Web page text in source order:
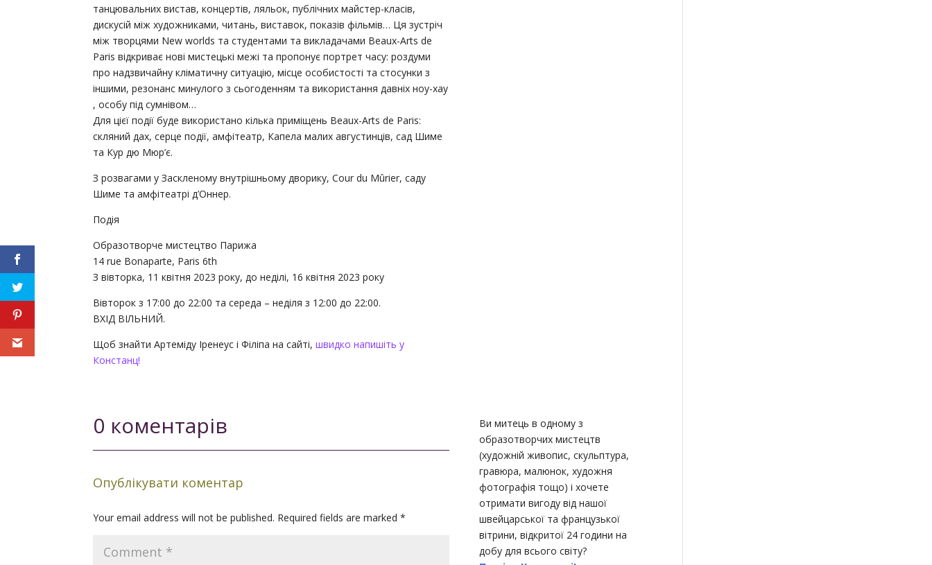
танцювальних вистав, концертів, ляльок, публічних майстер-класів,
дискусій між художниками, читань, виставок, показів фільмів… Ця зустріч
між творцями New worlds та студентами та викладачами Beaux-Arts de
Paris відкриває нові мистецькі межі та пропонує портрет часу: роздуми
про надзвичайну кліматичну ситуацію, місце особистості та стосунки з
іншими, резонанс минулого з сьогоденням та використання давніх ноу-хау
, особу під сумнівом…
Для цієї події буде використано кілька приміщень Beaux-Arts de Paris:
скляний дах, серце події, амфітеатр, Капела малих августинців, сад Шиме
та Кур дю Мюр’є.
З розвагами у Заскленому внутрішньому дворику, Cour du Mûrier, саду
Шиме та амфітеатрі д’Оннер.
Подія
Образотворче мистецтво Парижа
14 rue Bonaparte, Paris 6th
З вівторка, 11 квітня 2023 року, до неділі, 16 квітня 2023 року
Вівторок з 17:00 до 22:00 та середа – неділя з 12:00 до 22:00.
ВХІД ВІЛЬНИЙ.
Щоб знайти Артеміду Іренеус і Філіпа на сайті,швидко напишіть у
Констанц!
0 коментарів
Опублікувати коментар
Your email address will not be published. Required fields are marked*
Ви митець в одному з
образотворчих мистецтв
(художній живопис, скульптура,
гравюра, малюнок, художня
фотографія тощо) і хочете
отримати вигоду від нашої
швейцарської та французької
вітрини, відкритої 24 години на
добу для всього світу?